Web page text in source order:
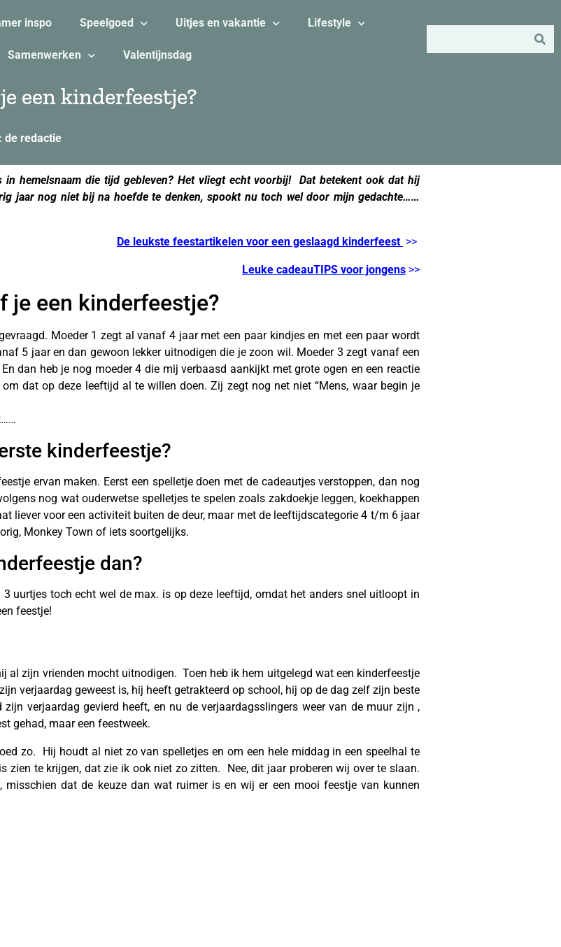
inspo Speelgoed Uitjes en vakantie Lifestyle
Samenwerken Valentijnsdag
een kinderfeestje?
de redactie
hemelsnaam die tijd gebleven? Het vliegt echt voorbij! Dat betekent ook dat hij
jaar nog niet bij na hoefde te denken, spookt nu toch wel door mijn gedachte……
De leukste feestartikelen voor een geslaagd kinderfeest >>
Leuke cadeauTIPS voor jongens >>
je een kinderfeestje?
Moeder 1 zegt al vanaf 4 jaar met een paar kindjes en met een paar wordt
5 jaar en dan gewoon lekker uitnodigen die je zoon wil. Moeder 3 zegt vanaf een
dan heb je nog moeder 4 die mij verbaasd aankijkt met grote ogen en een reactie
dat op deze leeftijd al te willen doen. Zij zegt nog net niet “Mens, waar begin je
kinderfeestje?
ervan maken. Eerst een spelletje doen met de cadeautjes verstoppen, dan nog
nog wat ouderwetse spelletjes te spelen zoals zakdoekje leggen, koekhappen
liever voor een activiteit buiten de deur, maar met de leeftijdscategorie 4 t/m 6 jaar
Monkey Town of iets soortgelijks.
dan?
uurtjes toch echt wel de max. is op deze leeftijd, omdat het anders snel uitloopt in
feestje!
al zijn vrienden mocht uitnodigen. Toen heb ik hem uitgelegd wat een kinderfeestje
verjaardag geweest is, hij heeft getrakteerd op school, hij op de dag zelf zijn beste
verjaardag gevierd heeft, en nu de verjaardagsslingers weer van de muur zijn ,
gehad, maar een feestweek.
zo. Hij houdt al niet zo van spelletjes en om een hele middag in een speelhal te
zien te krijgen, dat zie ik ook niet zo zitten. Nee, dit jaar proberen wij over te slaan.
dat de keuze dan wat ruimer is en wij er een mooi feestje van kunnen